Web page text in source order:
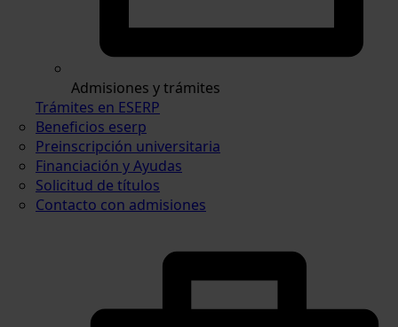
Admisiones y trámites
Trámites en ESERP
Beneficios eserp
Preinscripción universitaria
Financiación y Ayudas
Solicitud de títulos
Contacto con admisiones